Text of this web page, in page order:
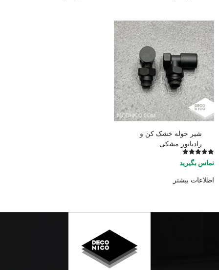
شیر حوله خشک کن و
رادیاتور مشکی
امتیاز
5.00
تماس بگیرید
اطلاعات بیشتر